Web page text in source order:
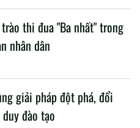
thi đua "Ba nhất" trong
nhân dân
giải pháp đột phá, đổi
đào tạo